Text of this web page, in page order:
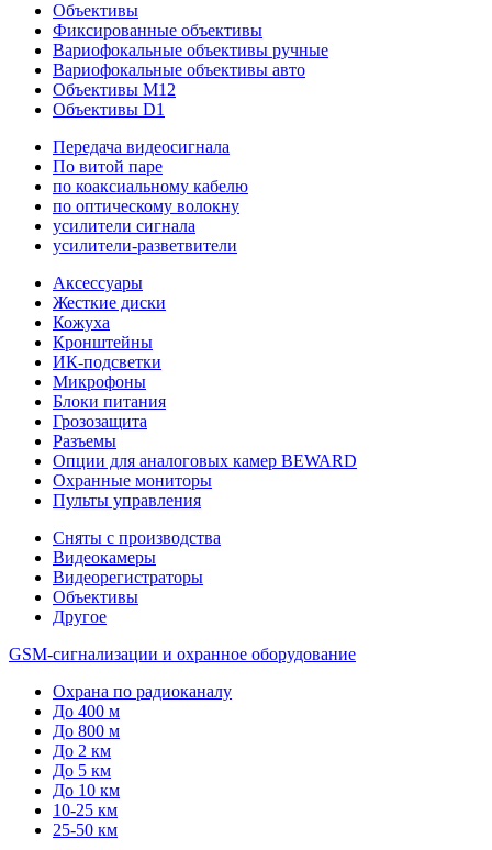
Объективы
Фиксированные объективы
Вариофокальные объективы ручные
Вариофокальные объективы авто
Объективы M12
Объективы D1
Передача видеосигнала
По витой паре
по коаксиальному кабелю
по оптическому волокну
усилители сигнала
усилители-разветвители
Аксессуары
Жесткие диски
Кожуха
Кронштейны
ИК-подсветки
Микрофоны
Блоки питания
Грозозащита
Разъемы
Опции для аналоговых камер BEWARD
Охранные мониторы
Пульты управления
Сняты с производства
Видеокамеры
Видеорегистраторы
Объективы
Другое
GSM-сигнализации и охранное оборудование
Охрана по радиоканалу
До 400 м
До 800 м
До 2 км
До 5 км
До 10 км
10-25 км
25-50 км